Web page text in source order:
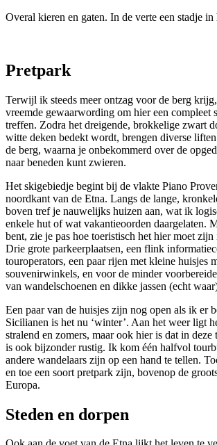
Overal kieren en gaten. In de verte een stadje in
Pretpark
Terwijl ik steeds meer ontzag voor de berg
vreemde gewaarwording om hier een compleet
treffen. Zodra het dreigende, brokkelige zwart
witte deken bedekt wordt, brengen diverse
de berg, waarna je onbekommerd over de
naar beneden kunt zwieren.
Het skigebiedje begint bij de vlakte Piano
noordkant van de Etna. Langs de lange,
boven tref je nauwelijks huizen aan, wat ik
enkele hut of wat vakantieoorden daargelaten.
bent, zie je pas hoe toeristisch het hier moet zijn
Drie grote parkeerplaatsen, een flink
touroperators, een paar rijen met kleine huisjes
souvenirwinkels, en voor de minder
van wandelschoenen en dikke jassen (echt
Een paar van de huisjes zijn nog open als ik er
Sicilianen is het nu ‘winter’. Aan het weer ligt
stralend en zomers, maar ook hier is dat in
is ook bijzonder rustig. Ik kom één halfvol
andere wandelaars zijn op een hand te tellen.
en toe een soort pretpark zijn, bovenop de
Europa.
Steden en dorpen